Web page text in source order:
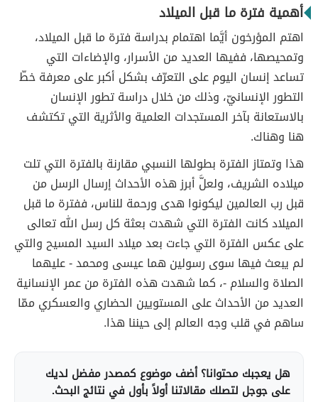
أهمية فترة ما قبل الميلاد
اهتم المؤرخون أيَّما اهتمام بدراسة فترة ما قبل الميلاد،
وتمحيصها، ففيها العديد من الأسرار، والإضاءات التي
تساعد إنسان اليوم على التعرّف بشكل أكبر على معرفة خطّ
التطور الإنسانيّ، وذلك من خلال دراسة تطور الإنسان
بالاستعانة بآخر المستجدات العلمية والأثرية التي تكتشف
هنا وهناك.
هذا وتمتاز الفترة بطولها النسبي مقارنة بالفترة التي تلت
ميلاده الشريف، ولعلَّ أبرز هذه الأحداث إرسال الرسل من
قبل رب العالمين ليكونوا هدى ورحمة للناس، ففترة ما قبل
الميلاد كانت الفترة التي شهدت بعثة كل رسل الله تعالى
على عكس الفترة التي جاءت بعد ميلاد السيد المسيح والتي
لم يبعث فيها سوى رسولين هما عيسى ومحمد - عليهما
الصلاة والسلام -، كما شهدت هذه الفترة من عمر الإنسانية
العديد من الأحداث على المستويين الحضاري والعسكري ممّا
ساهم في قلب وجه العالم إلى حيننا هذا.
هل يعجبك محتوانا؟ أضف موضوع كمصدر مفضل لديك
على جوجل لتصلك مقالاتنا أولاً بأول في نتائج البحث.